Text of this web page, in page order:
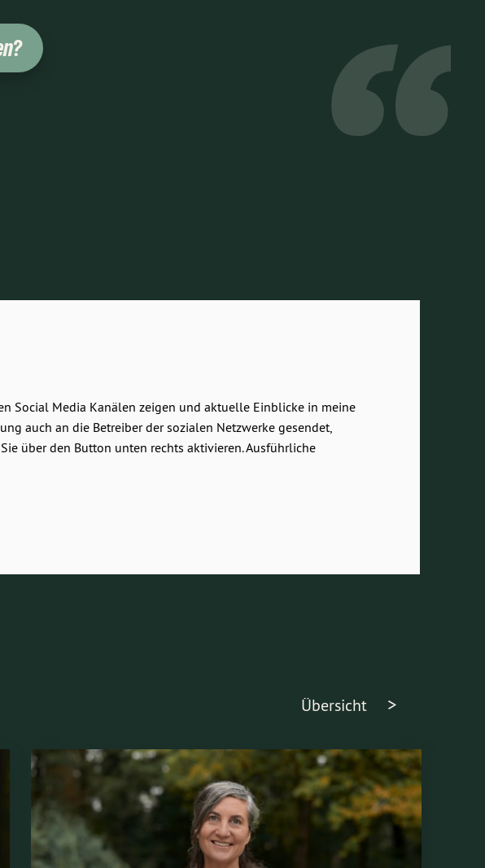
Social Media Kanälen zeigen und aktuelle Einblicke in meine
auch an die Betreiber der sozialen Netzwerke gesendet,
über den Button unten rechts aktivieren. Ausführliche
Übersicht